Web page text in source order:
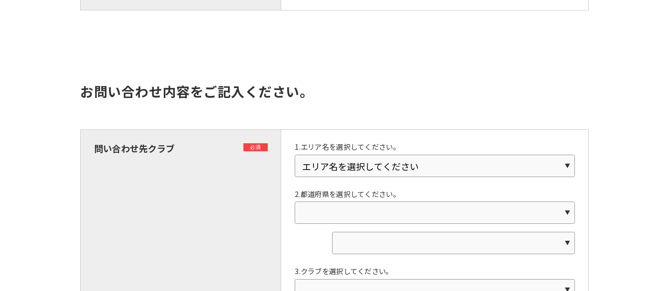
お問い合わせ内容をご記入ください。
問い合わせ先クラブ 必須 1.エリア名を選択してください。
2.都道府県を選択してください。
3.クラブを選択してください。